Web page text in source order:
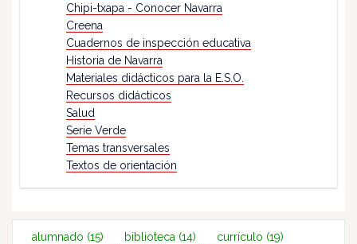
Chipi-txapa - Conocer Navarra
Creena
Cuadernos de inspección educativa
Historia de Navarra
Materiales didácticos para la E.S.O.
Recursos didácticos
Salud
Serie Verde
Temas transversales
Textos de orientación
alumnado (15) biblioteca (14) currículo (19)